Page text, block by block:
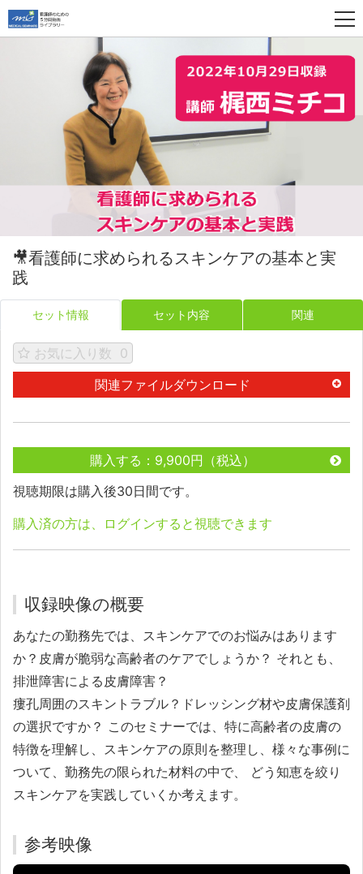
🎥看護師に求められるスキンケアの基本と実
践
セット情報 セット内容 関連
お気に入り数
0
関連ファイルダウンロード
購入する：9,900円（税込）
視聴期限は購入後30日間です。
購入済の方は、ログインすると視聴できます
収録映像の概要
あなたの勤務先では、スキンケアでのお悩みはあります
か？皮膚が脆弱な高齢者のケアでしょうか？ それとも、
排泄障害による皮膚障害？
瘻孔周囲のスキントラブル？ドレッシング材や皮膚保護剤
の選択ですか？ このセミナーでは、特に高齢者の皮膚の
特徴を理解し、スキンケアの原則を整理し、様々な事例に
ついて、勤務先の限られた材料の中で、 どう知恵を絞り
スキンケアを実践していくか考えます。
参考映像